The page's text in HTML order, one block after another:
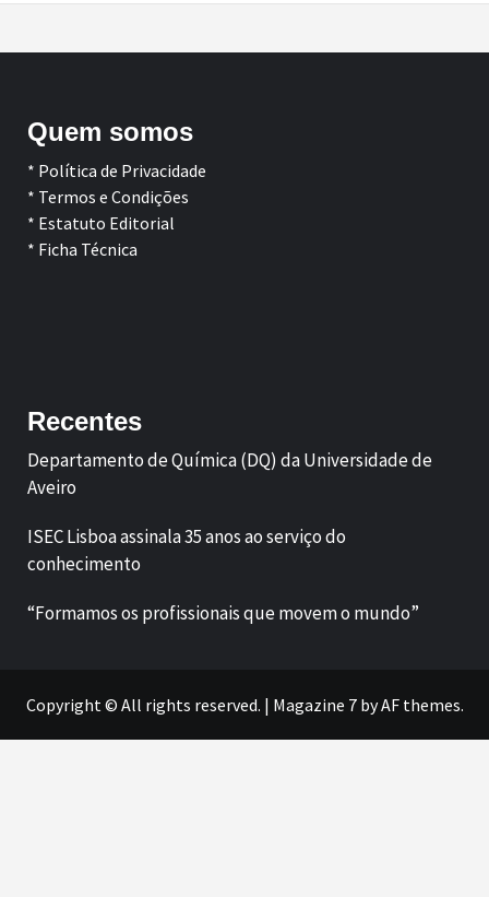
Quem somos
* Política de Privacidade
* Termos e Condições
* Estatuto Editorial
* Ficha Técnica
Recentes
Departamento de Química (DQ) da Universidade de
Aveiro
ISEC Lisboa assinala 35 anos ao serviço do
conhecimento
“Formamos os profissionais que movem o mundo”
Copyright © All rights reserved. | Magazine 7by AF themes.